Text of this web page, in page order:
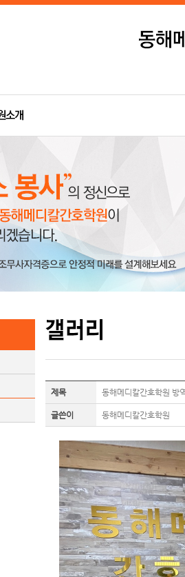
제목 동해메디칼간호학원 방
글쓴이 동해메디칼간호학원